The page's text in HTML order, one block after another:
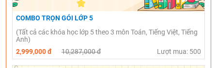
COMBO TRỌN GÓI LỚP 5
(Tất cả các khóa học lớp 5 theo 3 môn Toán, Tiếng Việt, Tiếng
Anh)
2,999,000 đ
10,287,000 đ Lượt mua: 500